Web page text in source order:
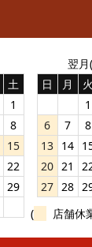
土
1
8
15
22
29
翌
日
月 火
1
6
7 8
13 14
20 21
27 28
(
店舗休